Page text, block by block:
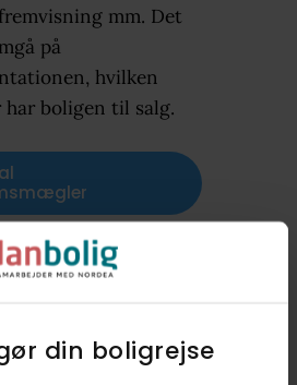
din boligrejse
mm. Det
på
hvilken
boligen til salg.
danboligs